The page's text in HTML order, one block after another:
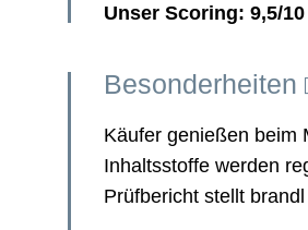
Unser Scoring: 9,5/
Besonderheiten
Käufer genießen beim
Inhaltsstoffe werden
Prüfbericht stellt